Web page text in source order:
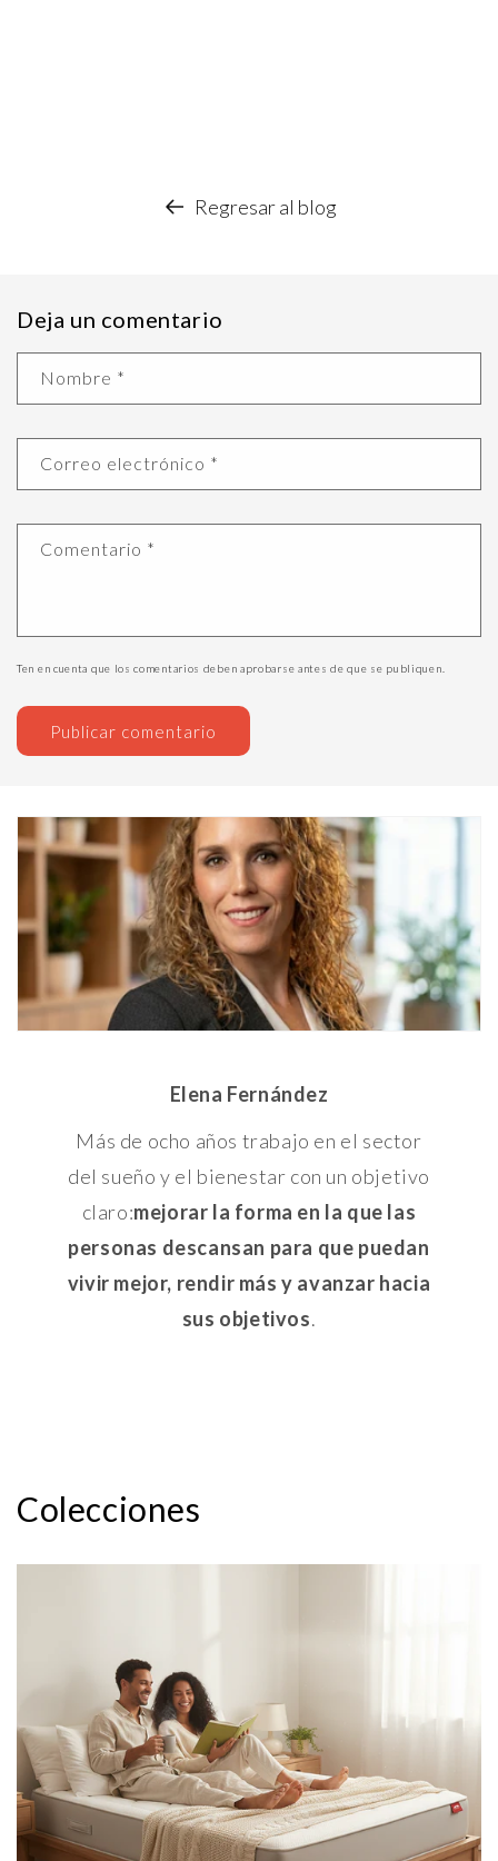
Regresar al blog
Deja un comentario
Nombre *
Correo electrónico *
Comentario *
Ten en cuenta que los comentarios deben aprobarse antes de que se publiquen.
Elena Fernández
Más de ocho años trabajo en el sector
del sueño y el bienestar con un objetivo
claro:mejorar la forma en la que las
personas descansan para que puedan
vivir mejor, rendir más y avanzar hacia
sus objetivos.
Colecciones